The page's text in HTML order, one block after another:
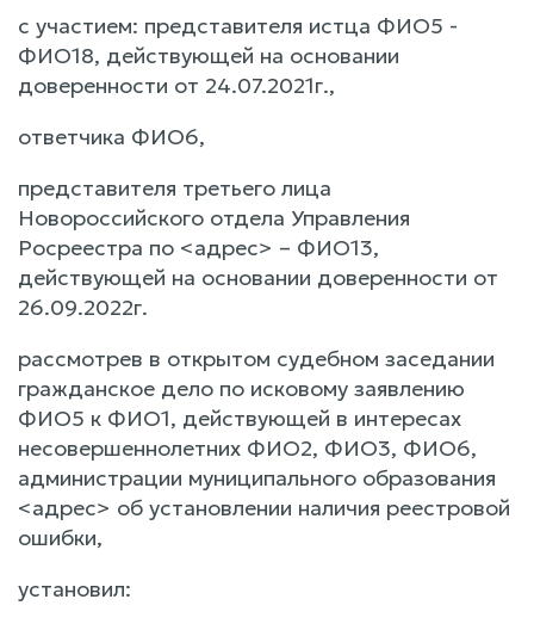
с участием: представителя истца ФИО5 -
ФИО18, действующей на основании
доверенности от 24.07.2021г.,
ответчика ФИО6,
представителя третьего лица
Новороссийского отдела Управления
Росреестра по <адрес> – ФИО13,
действующей на основании доверенности от
26.09.2022г.
рассмотрев в открытом судебном заседании
гражданское дело по исковому заявлению
ФИО5 к ФИО1, действующей в интересах
несовершеннолетних ФИО2, ФИО3, ФИО6,
администрации муниципального образования
<адрес> об установлении наличия реестровой
ошибки,
установил: